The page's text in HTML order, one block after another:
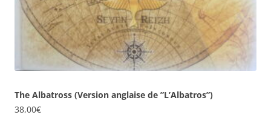
The Albatross (Version anglaise de ”L’Albatros”)
38,00€